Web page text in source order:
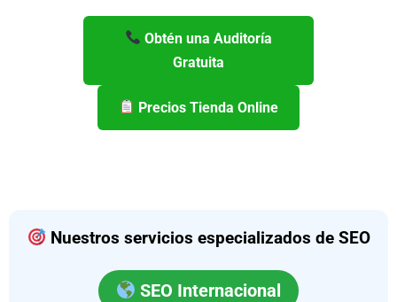
Obtén una Auditoría
Gratuita
Precios Tienda Online
Nuestros servicios especializados de SEO
SEO Internacional